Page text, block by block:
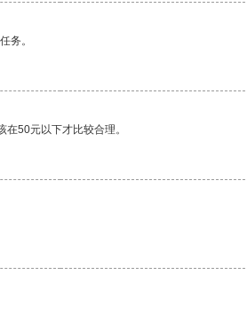
务。
50元以下才比较合理。